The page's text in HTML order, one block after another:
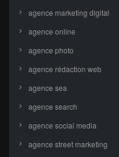
agence marketing digital
agence online
agence photo
agence rédaction web
agence sea
agence search
agence social media
agence street marketing